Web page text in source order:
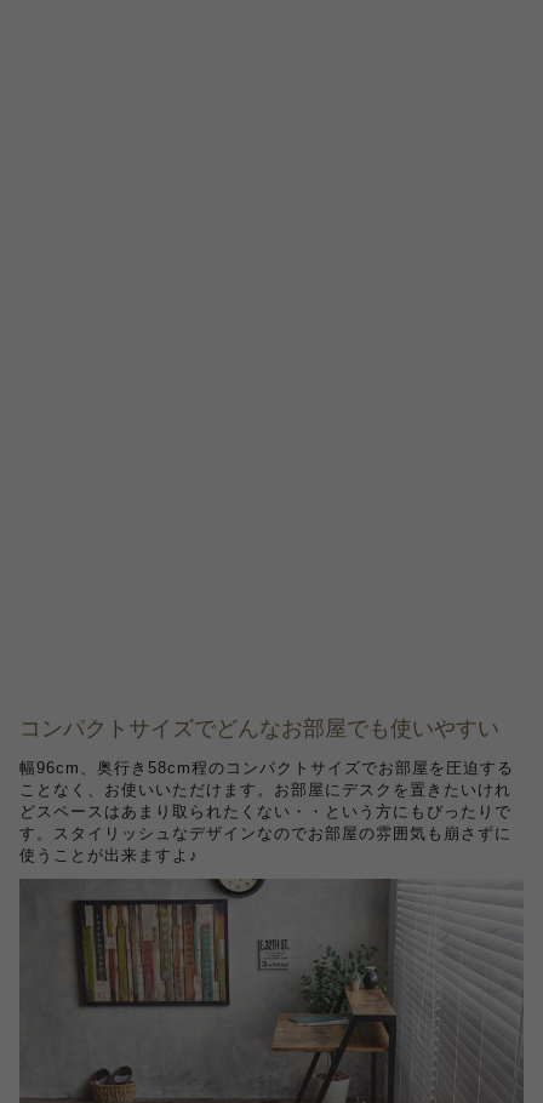
コンパクトサイズでどんなお部屋でも使いやすい
幅96cm、奥行き58cm程のコンパクトサイズでお部屋を圧迫する
ことなく、お使いいただけます。お部屋にデスクを置きたいけれ
どスペースはあまり取られたくない・・という方にもぴったりで
す。スタイリッシュなデザインなのでお部屋の雰囲気も崩さずに
使うことが出来ますよ♪